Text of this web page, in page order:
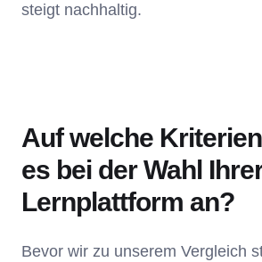
steigt nachhaltig.
Auf welche
es bei der Wahl
Lernplattform an?
Bevor wir zu unserem Vergleich